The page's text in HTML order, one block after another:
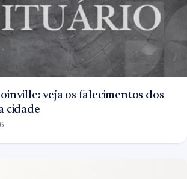
veja os falecimentos dos
cidade